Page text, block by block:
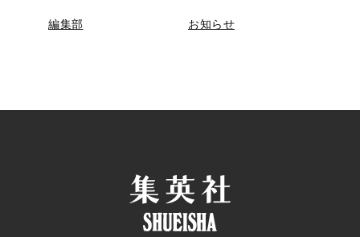
編集部 お知らせ